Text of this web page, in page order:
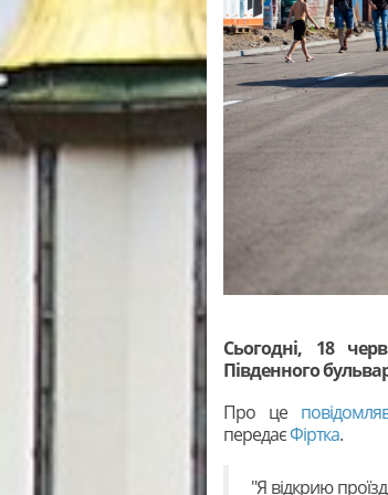
Сьогодні, 18
Південного
Про це
передаєФіртка.
"Я відкрию